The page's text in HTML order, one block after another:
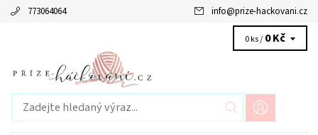
773064064 info@prize-hackovani.cz
0 ks / 0 Kč